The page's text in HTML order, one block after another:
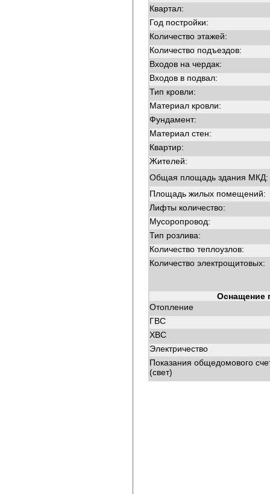
Квартал:
Год постройки:
Количество этажей:
Количество подъездов:
Входов на чердак:
Входов в подвал:
Тип кровли:
Материал кровли:
Фундамент:
Материал стен:
Квартир:
Жителей:
Общая площадь здания МКД:
Площадь жилых помещений:
Лифты количество:
Мусоропровод:
Тип розлива:
Количество теплоузлов:
Количество электрощитовых:
Оснащение
Отопление
ГВС
ХВС
Электричество
Показания общедомового
(свет)